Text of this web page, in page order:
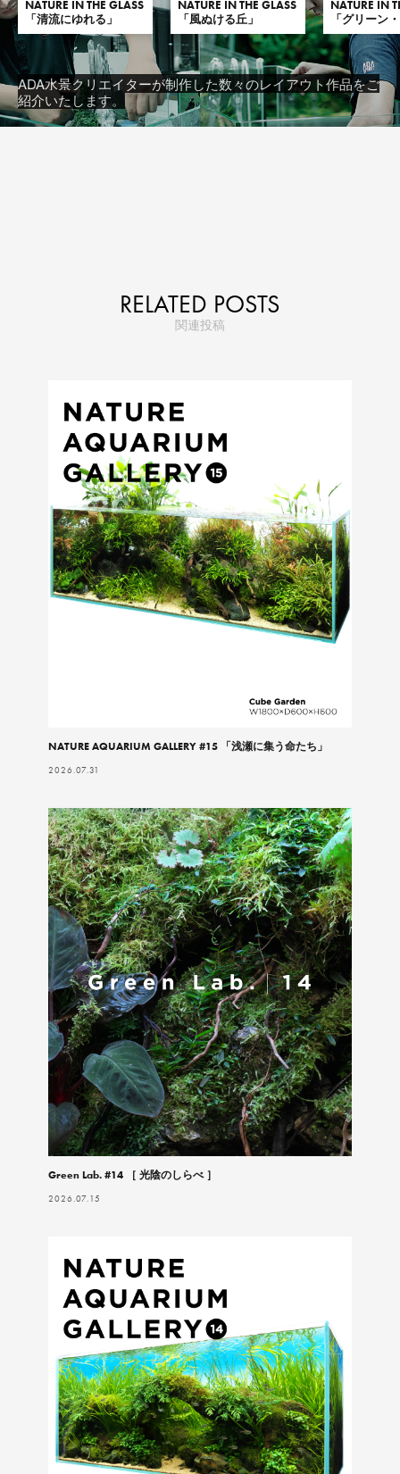
NATURE IN THE GLASS
「清流にゆれる」
NATURE IN THE GLASS
「風ぬける丘」
NATURE IN
「グリーン
ADA水景クリエイターが制作した数々のレイアウト作品をご
紹介いたします。
RELATED POSTS
関連投稿
NATURE AQUARIUM GALLERY #15 「浅瀬に集う命たち」
2026.07.31
Green Lab. #14 ［ 光陰のしらべ ］
2026.07.15